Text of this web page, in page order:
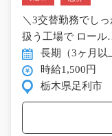
＼3交替勤務でし
扱う工場で ロー
長期（3ヶ月以
時給1,500円
栃木県足利市